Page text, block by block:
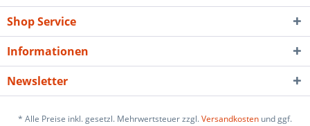
Shop Service
Informationen
Newsletter
* Alle Preise inkl. gesetzl. Mehrwertsteuer zzgl.Versandkosten und ggf.